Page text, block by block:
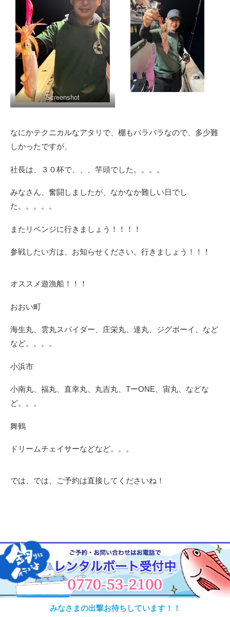
Screenshot
なにかテクニカルなアタリで、棚もバラバラなので、多少難
しかったですが、
社長は、３０杯で、、、竿頭でした。。。。
みなさん、奮闘しましたが、なかなか難しい日でし
た。。。。。
またリベンジに行きましょう！！！！
参戦したい方は、お知らせください。行きましょう！！！
オススメ遊漁船！！！
おおい町
海生丸、雲丸スパイダー、庄栄丸、達丸、ジグボーイ、など
など。。。。
小浜市
小南丸、福丸、直幸丸、丸吉丸、TーONE、宙丸、などな
ど。。。
舞鶴
ドリームチェイサーなどなど。。。
では、では、ご予約は直接してくださいね！
みなさまの出撃お待ちしています！！